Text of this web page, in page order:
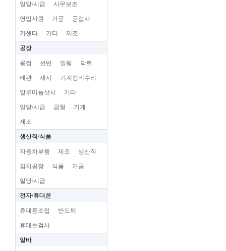
일당/시급 사무보조
영업사원 가공 공업사
카센타 기타 제조
공장
용접 선반 밀링 닥트
배관 새시 기계정비수리
알루미늄삿시 기타
일당/시급 금형 기계
제조
생산직/식품
자동차부품 제조 생산직
김치공장 식품 가공
일당/시급
전자/휴대폰
휴대폰조립 반도체
휴대폰검사
알바